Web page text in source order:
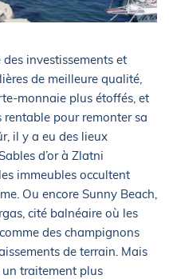
investissements et
de meilleure qualité,
monnaie plus étoffés, et
pour remonter sa
il y a eu des lieux
d’or à Zlatni
immeubles occultent
Ou encore Sunny Beach,
cité balnéaire où les
des champignons
de terrain. Mais
un traitement plus